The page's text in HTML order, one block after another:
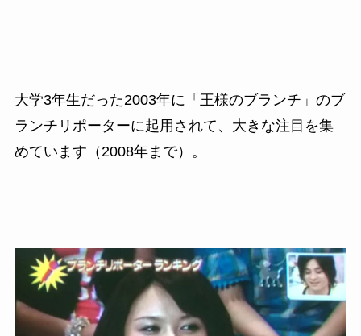
大学3年生だった2003年に「王様のブランチ」のブ
ランチリポーターに起用されて、大きな注目を集
めています（2008年まで）。